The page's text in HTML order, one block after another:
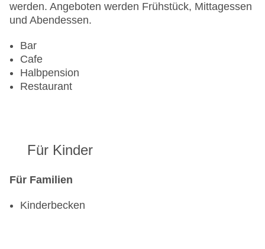
werden. Angeboten werden Frühstück, Mittagessen
und Abendessen.
Bar
Cafe
Halbpension
Restaurant
Für Kinder
Für Familien
Kinderbecken